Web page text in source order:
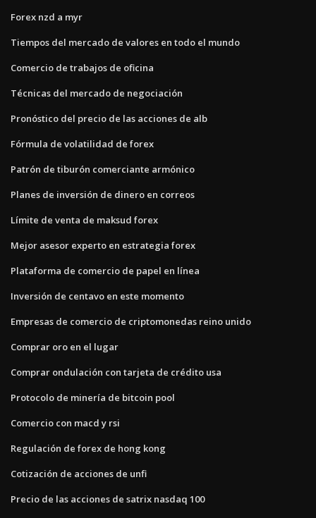
Forex nzd a myr
Tiempos del mercado de valores en todo el mundo
Comercio de trabajos de oficina
Técnicas del mercado de negociación
Pronóstico del precio de las acciones de alb
Fórmula de volatilidad de forex
Patrón de tiburón comerciante armónico
Planes de inversión de dinero en correos
Límite de venta de maksud forex
Mejor asesor experto en estrategia forex
Plataforma de comercio de papel en línea
Inversión de centavo en este momento
Empresas de comercio de criptomonedas reino unido
Comprar oro en el lugar
Comprar ondulación con tarjeta de crédito usa
Protocolo de minería de bitcoin pool
Comercio con macd y rsi
Regulación de forex de hong kong
Cotización de acciones de unfi
Precio de las acciones de satrix nasdaq 100